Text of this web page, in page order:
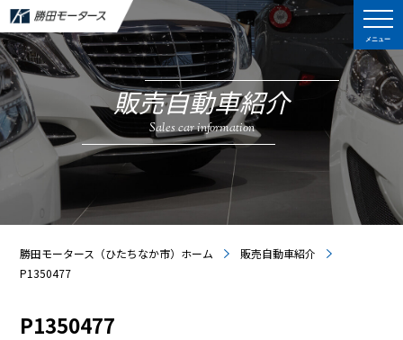
メニュー
販売自動車紹介
Sales car information
勝田モータース（ひたちなか市）ホーム
販売自動車紹介
P1350477
P1350477